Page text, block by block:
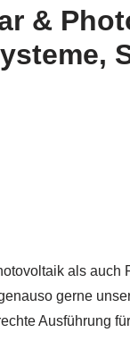
&
als
gerne
Ausführung